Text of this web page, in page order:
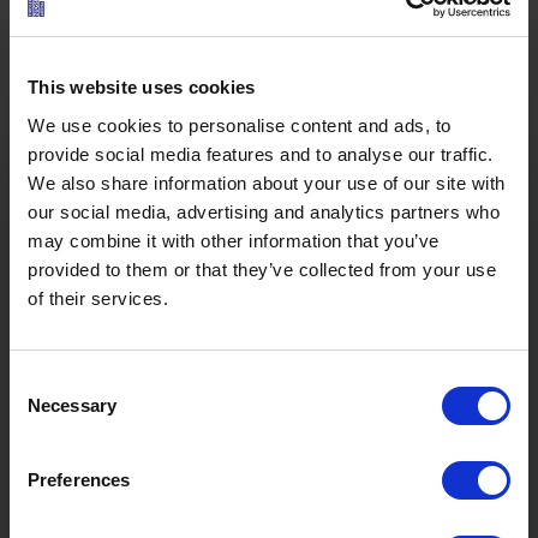
This website uses cookies
We use cookies to personalise content and ads, to
provide social media features and to analyse our traffic.
We also share information about your use of our site with
our social media, advertising and analytics partners who
may combine it with other information that you’ve
provided to them or that they’ve collected from your use
of their services.
Selection
Necessary
Preferences
Verhaltensregeln beachten beim Rodeln um die
Rund zehn Minuten dauert die Abfahrt, wenn man
es laufen lässt. 20 bis 25 Minuten, wenn man es
langsamer angeht. Unvermeidbar ist, so Keller, dass
auf der Rodelbahn Fahrer mit unterschiedlichem
Charakter unterwegs sind. Weshalb er immer wieder
das Rodel-ABC anmahnt. Vorausschauend fahren,
bei Sturz oder Umfallen die Bahn räumen und
bremsen können – wenn es akut wird, indem man
die Füße in den Boden stemmt und den Schlitten
der Zugspitz Arena ein sicheres Unterfangen für alle
Ö3 Silent Cinema Open Air Kino Tour